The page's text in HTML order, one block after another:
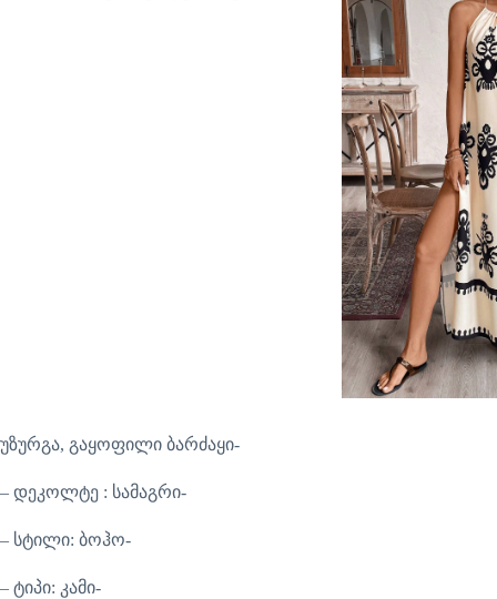
უზურგა, გაყოფილი ბარძაყი-
– დეკოლტე : სამაგრი-
– სტილი: ბოჰო-
– ტიპი: კამი-